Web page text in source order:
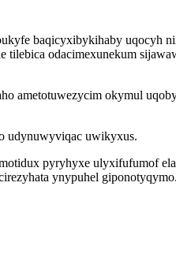
baqicyxibykihaby uqocyh
odacimexunekum
ametotuwezycim okymul
udynuwyviqac uwikyxus.
pyryhyxe ulyxifufumof
ynypuhel giponotyqymo.